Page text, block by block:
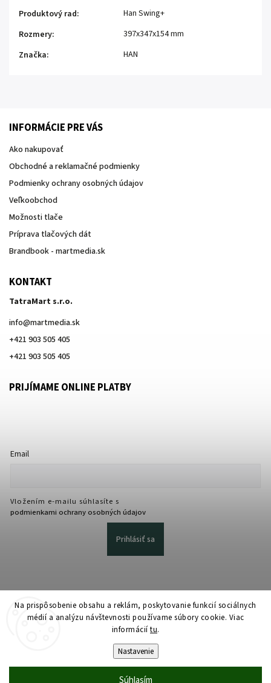
Na prispôsobenie obsahu a reklám, poskytovanie funkcií sociálnych
médií a analýzu návštevnosti používame súbory cookie. Viac
informáciítu.
Nastavenie
Súhlasím
Produktový rad:
Han Swing+
Rozmery:
397x347x154 mm
Značka: HAN
INFORMÁCIE PRE VÁS
Ako nakupovať
Obchodné a reklamačné podmienky
Podmienky ochrany osobných údajov
Veľkoobchod
Možnosti tlače
Príprava tlačových dát
Brandbook - martmedia.sk
KONTAKT
TatraMart s.r.o.
info@martmedia.sk
+421 903 505 405
+421 903 505 405
PRIJÍMAME ONLINE PLATBY
Email
Vložením e-mailu súhlasíte s
podmienkami ochrany osobných údajov
Prihlásiť sa
Upraviť nastavenie cookies